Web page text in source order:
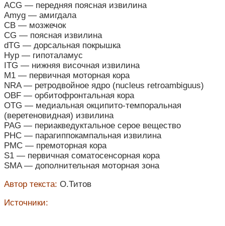
ACG — передняя поясная извилина
Amyg — амигдала
CB — мозжечок
CG — поясная извилина
dTG — дорсальная покрышка
Hyp — гипоталамус
ITG — нижняя височная извилина
M1 — первичная моторная кора
NRA — ретродвойное ядро (nucleus retroambiguus)
OBF — орбитофронтальная кора
OTG — медиальная окципито-темпоральная
(веретеновидная) извилина
PAG — периакведуктальное серое вещество
PHC — парагиппокампальная извилина
PMC — премоторная кора
S1 — первичная соматосенсорная кора
SMA — дополнительная моторная зона
Автор текста: О.Титов
Источники: